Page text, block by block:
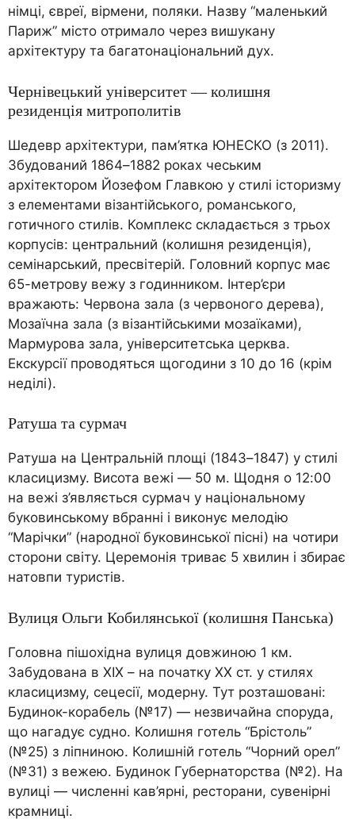
німці, євреї, вірмени, поляки. Назву “маленький
Париж” місто отримало через вишукану
архітектуру та багатонаціональний дух.
Чернівецький університет — колишня
резиденція митрополитів
Шедевр архітектури, пам’ятка ЮНЕСКО (з 2011).
Збудований 1864–1882 роках чеським
архітектором Йозефом Главкою у стилі історизму
з елементами візантійського, романського,
готичного стилів. Комплекс складається з трьох
корпусів: центральний (колишня резиденція),
семінарський, пресвітерій. Головний корпус має
65-метрову вежу з годинником. Інтер’єри
вражають: Червона зала (з червоного дерева),
Мозаїчна зала (з візантійськими мозаїками),
Мармурова зала, університетська церква.
Екскурсії проводяться щогодини з 10 до 16 (крім
неділі).
Ратуша та сурмач
Ратуша на Центральній площі (1843–1847) у стилі
класицизму. Висота вежі — 50 м. Щодня о 12:00
на вежі з’являється сурмач у національному
буковинському вбранні і виконує мелодію
“Марічки” (народної буковинської пісні) на чотири
сторони світу. Церемонія триває 5 хвилин і збирає
натовпи туристів.
Вулиця Ольги Кобилянської (колишня Панська)
Головна пішохідна вулиця довжиною 1 км.
Забудована в XIX – на початку XX ст. у стилях
класицизму, сецесії, модерну. Тут розташовані:
Будинок-корабель (№17) — незвичайна споруда,
що нагадує судно. Колишня готель “Брістоль”
(№25) з ліпниною. Колишній готель “Чорний орел”
(№31) з вежею. Будинок Губернаторства (№2). На
вулиці — численні кав’ярні, ресторани, сувенірні
крамниці.